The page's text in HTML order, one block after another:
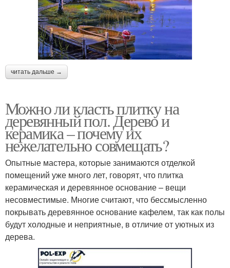
читать дальше →
Можно ли класть плитку на
деревянный пол. Дерево и
керамика – почему их
нежелательно совмещать?
Опытные мастера, которые занимаются отделкой
помещений уже много лет, говорят, что плитка
керамическая и деревянное основание – вещи
несовместимые. Многие считают, что бессмысленно
покрывать деревянное основание кафелем, так как полы
будут холодные и неприятные, в отличие от уютных из
дерева.